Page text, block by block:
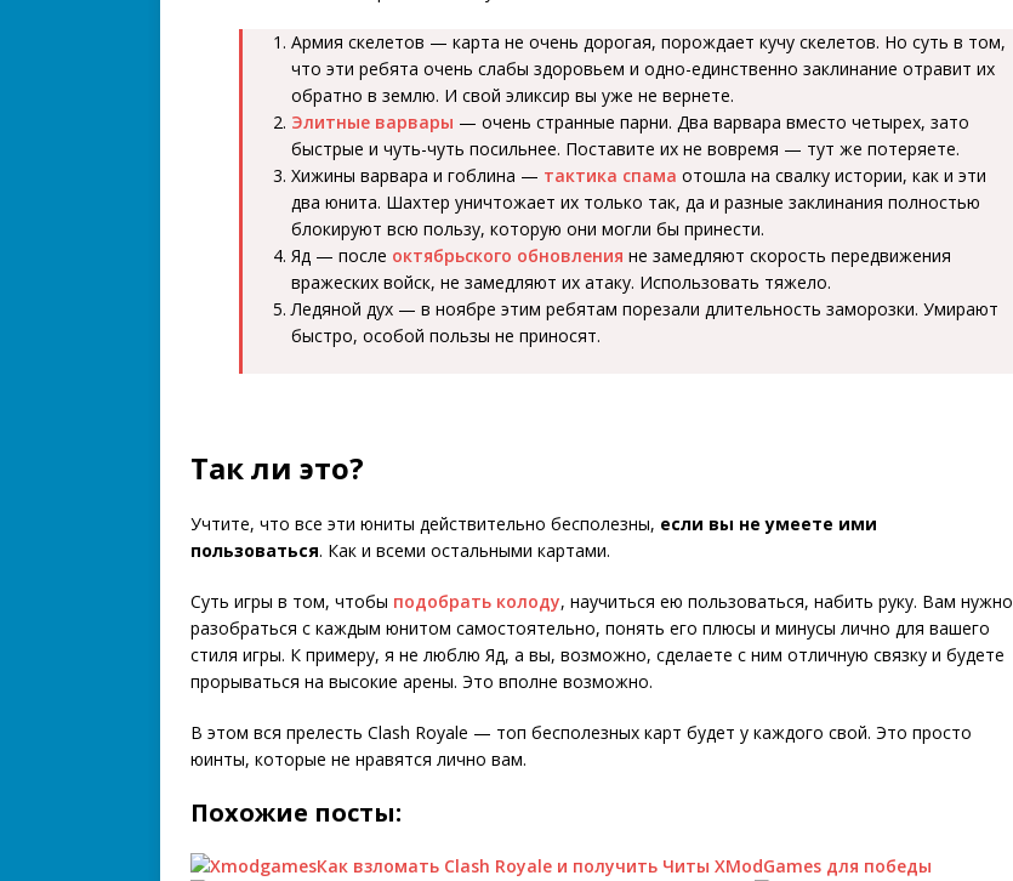
Армия скелетов — карта не очень дорогая, порождает кучу скелетов. Но суть в том,
что эти ребята очень слабы здоровьем и одно-единственно заклинание отравит их
обратно в землю. И свой эликсир вы уже не вернете.
Элитные варвары — очень странные парни. Два варвара вместо четырех, зато
быстрые и чуть-чуть посильнее. Поставите их не вовремя — тут же потеряете.
Хижины варвара и гоблина — тактика спама отошла на свалку истории, как и эти
два юнита. Шахтер уничтожает их только так, да и разные заклинания полностью
блокируют всю пользу, которую они могли бы принести.
Яд — после октябрьского обновления не замедляют скорость передвижения
вражеских войск, не замедляют их атаку. Использовать тяжело.
Ледяной дух — в ноябре этим ребятам порезали длительность заморозки. Умирают
быстро, особой пользы не приносят.
Так ли это?
Учтите, что все эти юниты действительно бесполезны, если вы не умеете ими
пользоваться. Как и всеми остальными картами.
Суть игры в том, чтобы подобрать колоду, научиться ею пользоваться, набить руку. Вам нужно
разобраться с каждым юнитом самостоятельно, понять его плюсы и минусы лично для вашего
стиля игры. К примеру, я не люблю Яд, а вы, возможно, сделаете с ним отличную связку и будете
прорываться на высокие арены. Это вполне возможно.
В этом вся прелесть Clash Royale — топ бесполезных карт будет у каждого свой. Это просто
юинты, которые не нравятся лично вам.
Похожие посты:
Как взломать Clash Royale и получить Читы XModGames для победы